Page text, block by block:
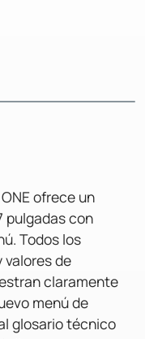
ofrece un
pulgadas con
Todos los
de
claramente
menú de
glosario técnico